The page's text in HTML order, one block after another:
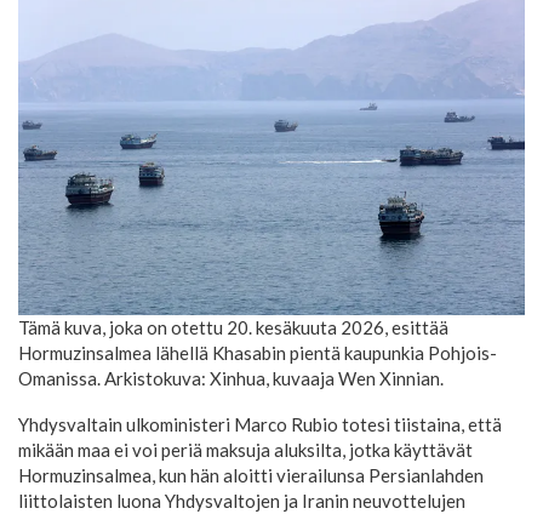
Tämä kuva, joka on otettu 20. kesäkuuta 2026, esittää
Hormuzinsalmea lähellä Khasabin pientä kaupunkia Pohjois-
Omanissa. Arkistokuva: Xinhua, kuvaaja Wen Xinnian.
Yhdysvaltain ulkoministeri Marco Rubio totesi tiistaina, että
mikään maa ei voi periä maksuja aluksilta, jotka käyttävät
Hormuzinsalmea, kun hän aloitti vierailunsa Persianlahden
liittolaisten luona Yhdysvaltojen ja Iranin neuvottelujen